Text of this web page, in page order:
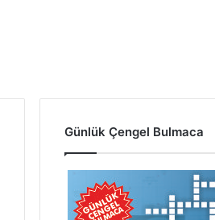
Günlük Çengel Bulmaca